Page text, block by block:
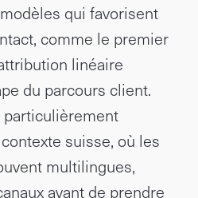
qui favorisent
comme le premier
linéaire
du parcours client.
suisse, où les
multilingues,
avant de prendre